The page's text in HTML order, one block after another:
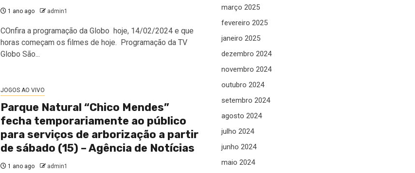
1 ano ago admin1
COnfira a programação da Globo hoje, 14/02/2024 e que
horas começam os filmes de hoje. Programação da TV
Globo São...
JOGOS AO VIVO
Parque Natural “Chico Mendes”
fecha temporariamente ao público
para serviços de arborização a partir
de sábado (15) – Agência de Notícias
1 ano ago admin1
março 2025
fevereiro 2025
janeiro 2025
dezembro 2024
novembro 2024
outubro 2024
setembro 2024
agosto 2024
julho 2024
junho 2024
maio 2024